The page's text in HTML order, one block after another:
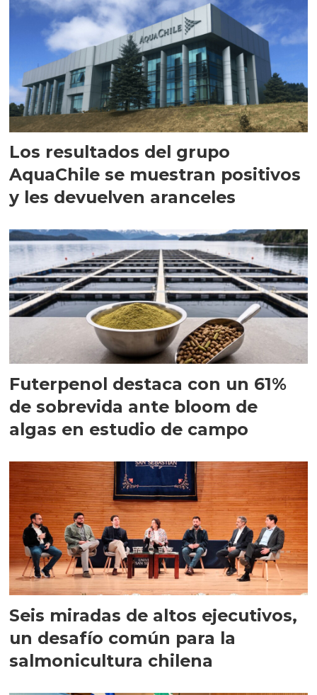
Los resultados del grupo
AquaChile se muestran positivos
y les devuelven aranceles
Futerpenol destaca con un 61%
de sobrevida ante bloom de
algas en estudio de campo
Seis miradas de altos ejecutivos,
un desafío común para la
salmonicultura chilena